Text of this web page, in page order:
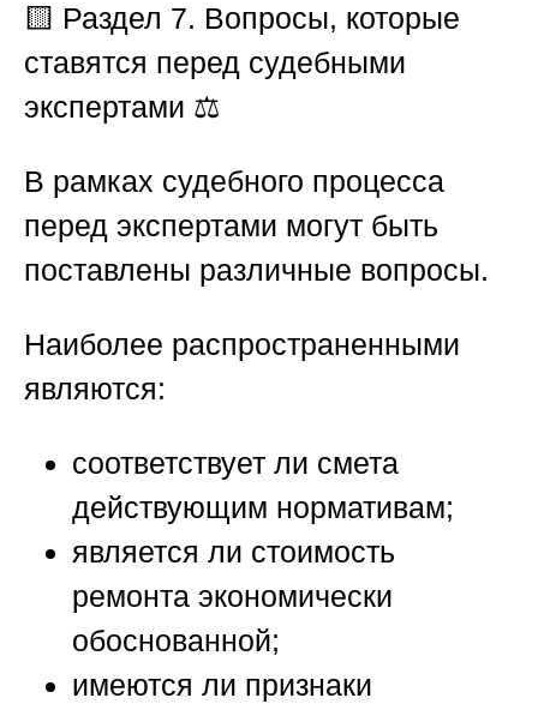
🟨 Раздел 7. Вопросы, которые
ставятся перед судебными
экспертами ⚖️
В рамках судебного процесса
перед экспертами могут быть
поставлены различные вопросы.
Наиболее распространенными
являются:
соответствует ли смета
действующим нормативам;
является ли стоимость
ремонта экономически
обоснованной;
имеются ли признаки